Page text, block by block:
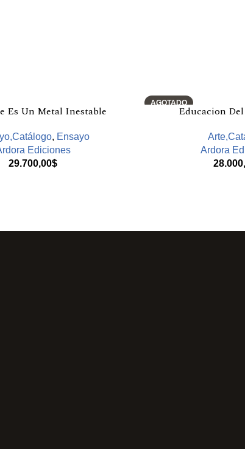
Es Un Metal Inestable
, Ensayo
Ediciones
29.700,00$
AGOTADO
Educacion
Ardora